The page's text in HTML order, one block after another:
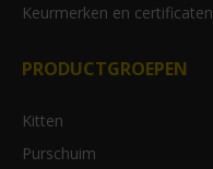
Keurmerken en certificaten
PRODUCTGROEPEN
Kitten
Purschuim